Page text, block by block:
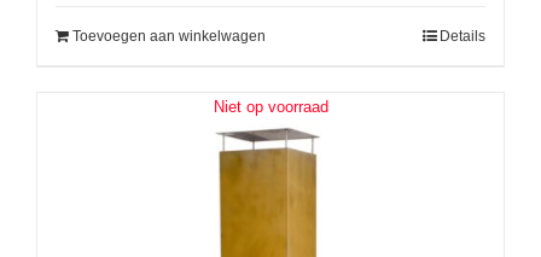
Toevoegen aan winkelwagen Details
Niet op voorraad